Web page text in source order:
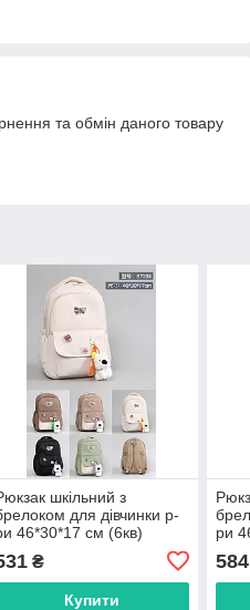
та обмін даного товару
шкільний з
для дівчинки р-
46*30*17 см (6кв)
постачальника
₴
Купити
ри
584